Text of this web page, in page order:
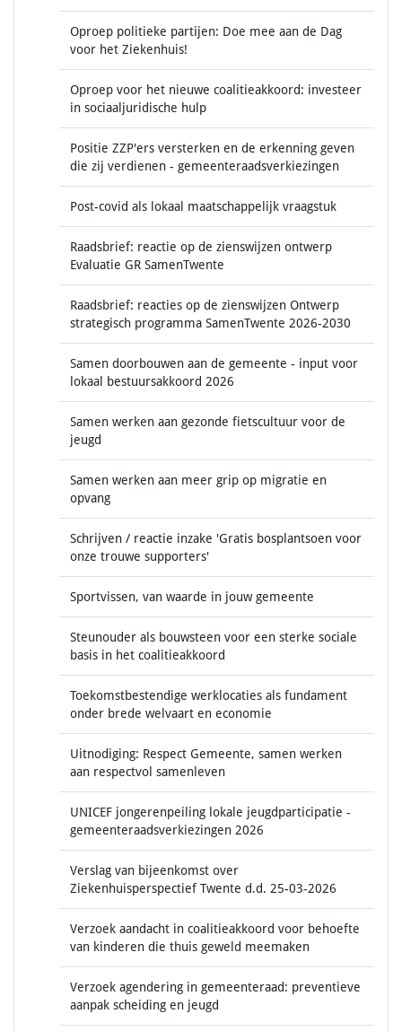
Oproep politieke partijen: Doe mee aan de Dag
voor het Ziekenhuis!
Oproep voor het nieuwe coalitieakkoord: investeer
in sociaaljuridische hulp
Positie ZZP'ers versterken en de erkenning geven
die zij verdienen - gemeenteraadsverkiezingen
Post-covid als lokaal maatschappelijk vraagstuk
Raadsbrief: reactie op de zienswijzen ontwerp
Evaluatie GR SamenTwente
Raadsbrief: reacties op de zienswijzen Ontwerp
strategisch programma SamenTwente 2026-2030
Samen doorbouwen aan de gemeente - input voor
lokaal bestuursakkoord 2026
Samen werken aan gezonde fietscultuur voor de
jeugd
Samen werken aan meer grip op migratie en
opvang
Schrijven / reactie inzake 'Gratis bosplantsoen voor
onze trouwe supporters'
Sportvissen, van waarde in jouw gemeente
Steunouder als bouwsteen voor een sterke sociale
basis in het coalitieakkoord
Toekomstbestendige werklocaties als fundament
onder brede welvaart en economie
Uitnodiging: Respect Gemeente, samen werken
aan respectvol samenleven
UNICEF jongerenpeiling lokale jeugdparticipatie -
gemeenteraadsverkiezingen 2026
Verslag van bijeenkomst over
Ziekenhuisperspectief Twente d.d. 25-03-2026
Verzoek aandacht in coalitieakkoord voor behoefte
van kinderen die thuis geweld meemaken
Verzoek agendering in gemeenteraad: preventieve
aanpak scheiding en jeugd